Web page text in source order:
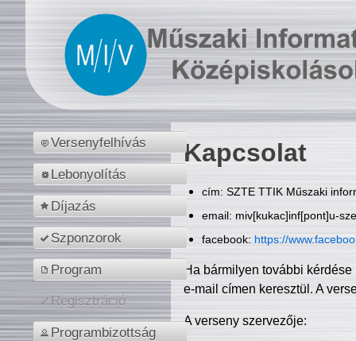
Versenyfelhívás
Lebonyolítás
Díjazás
Szponzorok
Program
Regisztráció
Programbizottság
Kapcsolat
cím: SZTE TTIK Műszaki
email: miv[kukac]inf[pont]u-
facebook: https://
Ha bármilyen további
e-mail címen keresztül. A
A verseny szervezője: